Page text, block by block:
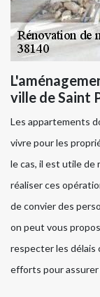
ville de Saint
Les appartements
vivre pour les
le cas, il est utile de
réaliser ces
de convier des
on peut vous
respecter les délais
efforts pour assurer